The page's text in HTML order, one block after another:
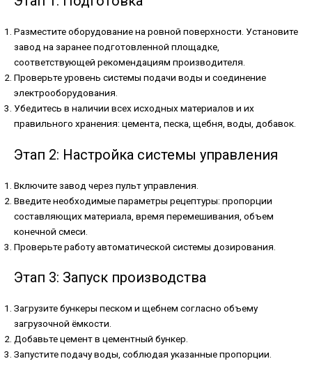
Разместите оборудование на ровной поверхности. Установите
завод на заранее подготовленной площадке,
соответствующей рекомендациям производителя.
Проверьте уровень системы подачи воды и соединение
электрооборудования.
Убедитесь в наличии всех исходных материалов и их
правильного хранения: цемента, песка, щебня, воды, добавок.
Этап 2: Настройка системы управления
Включите завод через пульт управления.
Введите необходимые параметры рецептуры: пропорции
составляющих материала, время перемешивания, объем
конечной смеси.
Проверьте работу автоматической системы дозирования.
Этап 3: Запуск производства
Загрузите бункеры песком и щебнем согласно объему
загрузочной ёмкости.
Добавьте цемент в цементный бункер.
Запустите подачу воды, соблюдая указанные пропорции.